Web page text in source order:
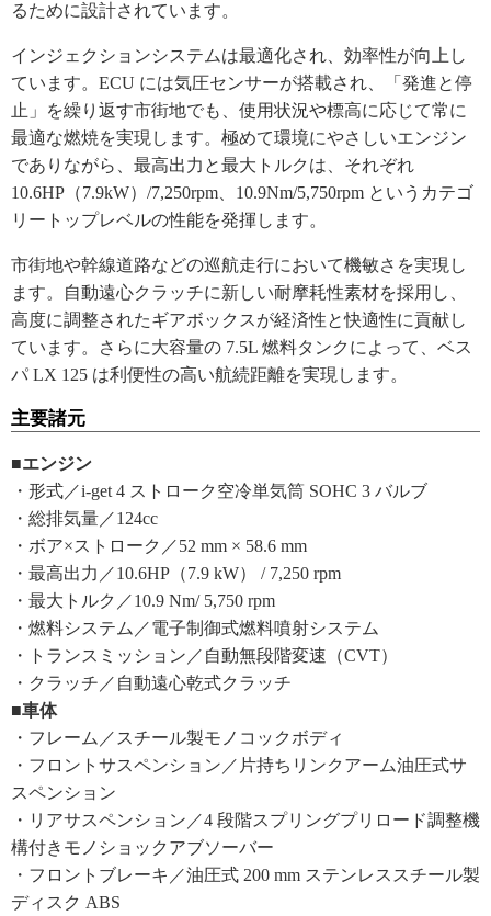
るために設計されています。
インジェクションシステムは最適化され、効率性が向上し
ています。ECU には気圧センサーが搭載され、「発進と停
止」を繰り返す市街地でも、使用状況や標高に応じて常に
最適な燃焼を実現します。極めて環境にやさしいエンジン
でありながら、最高出力と最大トルクは、それぞれ
10.6HP（7.9kW）/7,250rpm、10.9Nm/5,750rpm というカテゴ
リートップレベルの性能を発揮します。
市街地や幹線道路などの巡航走行において機敏さを実現し
ます。自動遠心クラッチに新しい耐摩耗性素材を採用し、
高度に調整されたギアボックスが経済性と快適性に貢献し
ています。さらに大容量の 7.5L 燃料タンクによって、ベス
パ LX 125 は利便性の高い航続距離を実現します。
主要諸元
■エンジン
・形式／i-get 4 ストローク空冷単気筒 SOHC 3 バルブ
・総排気量／124cc
・ボア×ストローク／52 mm × 58.6 mm
・最高出力／10.6HP（7.9 kW） / 7,250 rpm
・最大トルク／10.9 Nm/ 5,750 rpm
・燃料システム／電子制御式燃料噴射システム
・トランスミッション／自動無段階変速（CVT）
・クラッチ／自動遠心乾式クラッチ
■車体
・フレーム／スチール製モノコックボディ
・フロントサスペンション／片持ちリンクアーム油圧式サ
スペンション
・リアサスペンション／4 段階スプリングプリロード調整機
構付きモノショックアブソーバー
・フロントブレーキ／油圧式 200 mm ステンレススチール製
ディスク ABS